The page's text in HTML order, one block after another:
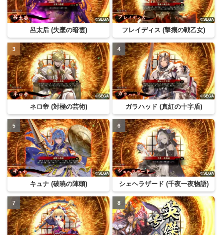
呂太后 (失墜の暗雲) フレイディス (撃攘の戦乙女)
ネロ帝 (対極の芸術) ガラハッド (真紅の十字盾)
キュナ (破暁の陣頭) シェヘラザード (千夜一夜物語)